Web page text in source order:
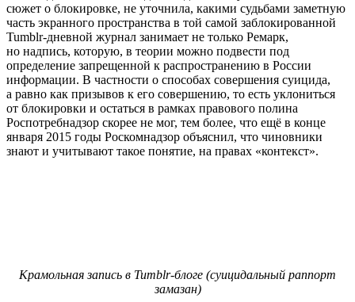
сюжет о блокировке, не уточнила, какими судьбами заметную
часть экранного пространства в той самой заблокированной
Tumblr-дневной журнал занимает не только Ремарк,
но надпись, которую, в теории можно подвести под
определение запрещенной к распространению в России
информации. В частности о способах совершения суицида,
а равно как призывов к его совершению, то есть уклониться
от блокировки и остаться в рамках правового полина
Роспотребнадзор скорее не мог, тем более, что ещё в конце
января 2015 годы Роскомнадзор объяснил, что чиновники
знают и учитывают такое понятие, на правах «контекст».
Крамольная запись в Tumblr-блоге (суицидальный раппорт
замазан)